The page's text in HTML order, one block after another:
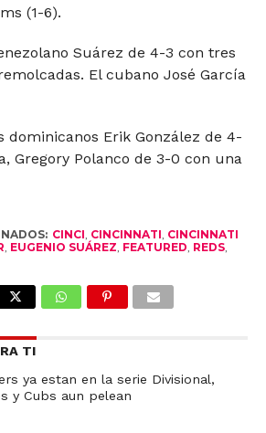
(1-6).
Suárez de 4-3 con tres
El cubano José García
dominicanos Erik González de 4-
Gregory Polanco de 3-0 con una
CINCI, CINCINNATI, CINCINNATI
, EUGENIO SUÁREZ, FEATURED, REDS,
TI
ya estan en la serie Divisional,
y Cubs aun pelean